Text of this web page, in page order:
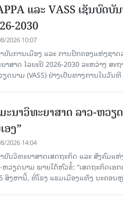
ແລະ VASS ເຊັນບົດ
2030
2026 10:07
ບັນການເມືອງ ແລະ ການປົກຄອງແຫ່ງຊ
າສາດ ໄລຍະປີ 2026-2030 ລະຫວ່າງ ສະ
ນາມ (VASS) ຢ່າງເປັນທາງການໃນວັ
ະນາວິທະຍາສາດ ລາວ-ຫວຽ
ອງ”
2026 14:04
ບັນວິທະຍາສາດເສດຖະກິດ ແລະ ສັງຄົມແ
ຫວຽດນາມ ພາຍໃຕ້ຫົວຂໍ້: “ເສດຖະກິດເອກ
ສິງຫານີ້, ທີ່ໂຮງ ແຮມເມືອງແທັງ ນະຄອນ